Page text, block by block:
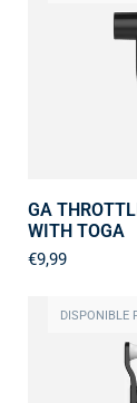
GA
WITH TOGA
€9,99
DISPONIBLE